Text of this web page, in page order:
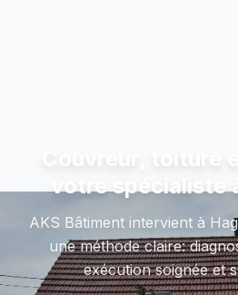
Couvreur, toiture
votre spécialiste
AKS Bâtiment intervient à
une méthode claire:
exécution soignée et